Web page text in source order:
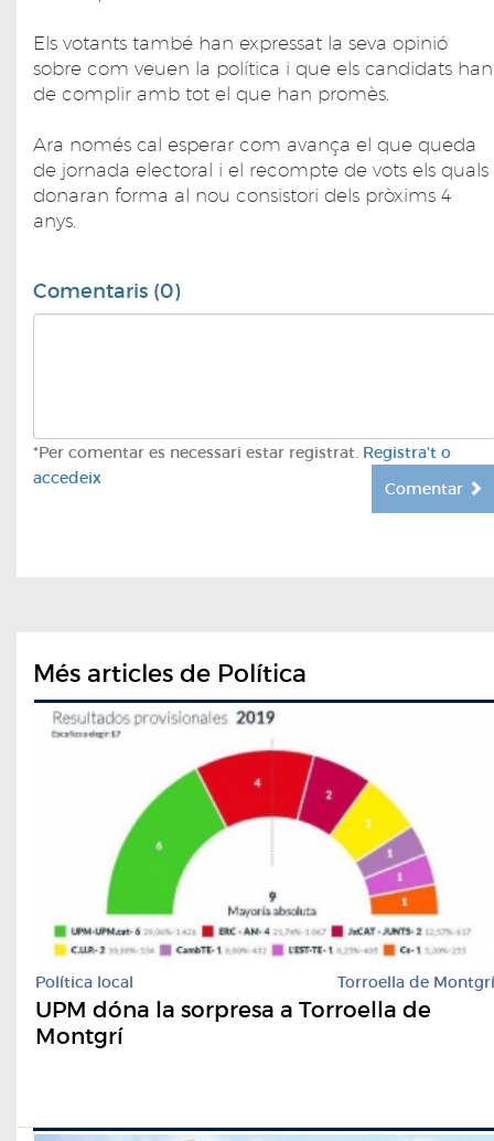
Els votants també han expressat la seva opinió
sobre com veuen la política i que els candidats han
de complir amb tot el que han promès.
Ara només cal esperar com avança el que queda
de jornada electoral i el recompte de vots els quals
donaran forma al nou consistori dels pròxims 4
anys.
Comentaris (0)
*Per comentar es necessari estar registrat. Registra't o
accedeix
Comentar
Més articles de Política
Política local Torroella de Montgrí
UPM dóna la sorpresa a Torroella de
Montgrí